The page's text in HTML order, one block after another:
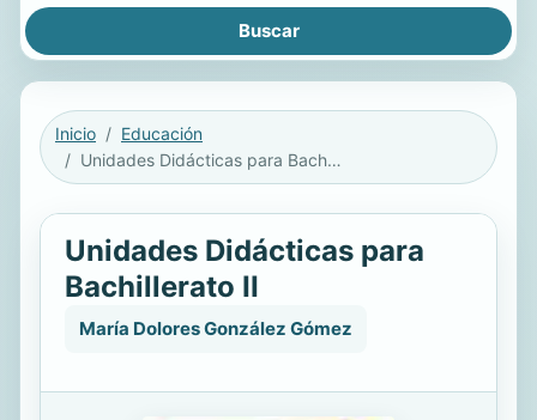
Inicio
Educación
Unidades Didácticas para Bachillerato II
Unidades Didácticas para
Bachillerato II
María Dolores González Gómez